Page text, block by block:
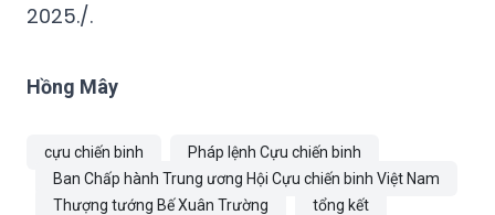
2025./.
Hồng Mây
cựu chiến binh
Pháp lệnh Cựu chiến binh
Ban Chấp hành Trung ương Hội Cựu chiến binh Việt Nam
Thượng tướng Bế Xuân Trường
tổng kết